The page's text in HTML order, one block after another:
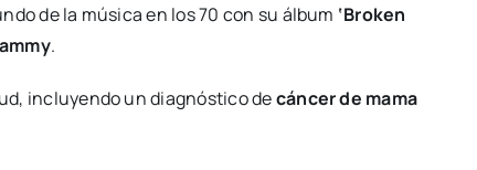
de la música en los 70 con su álbum ‘Broken
.
incluyendo un diagnóstico decáncer de mama